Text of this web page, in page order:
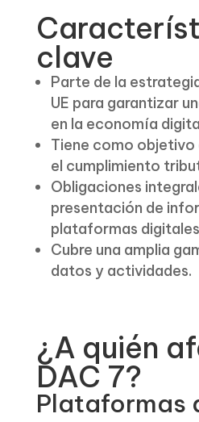
clave
Parte de la
UE para garantizar
en la economía
Tiene como objetivo
el cumplimiento
Obligaciones
presentación de
plataformas
Cubre una amplia
datos y actividades.
¿A quién
DAC 7?
Plataformas